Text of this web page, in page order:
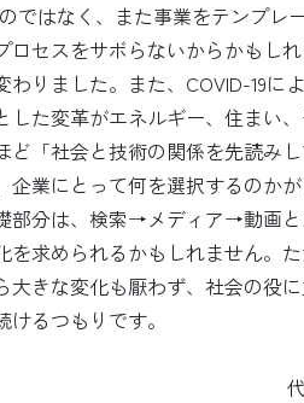
ではなく、また事業をテンプレ
セスをサボらないからかもしれ
りました。また、COVID-19に
した変革がエネルギー、住まい
「社会と技術の関係を先読み
業にとって何を選択するのか
部分は、検索→メディア→動画
を求められるかもしれません。
きな変化も厭わず、社会の役
るつもりです。